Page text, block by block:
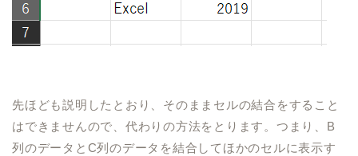
先ほども説明したとおり、 そのままセルの結合をすること
はできませんので、代わりの方法をとります。 つまり、 B
列のデータと C列のデータを結合してほかのセルに表示す